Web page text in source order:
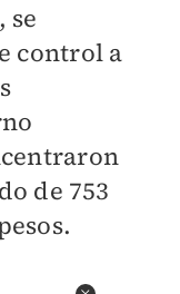
se
control a
de 753